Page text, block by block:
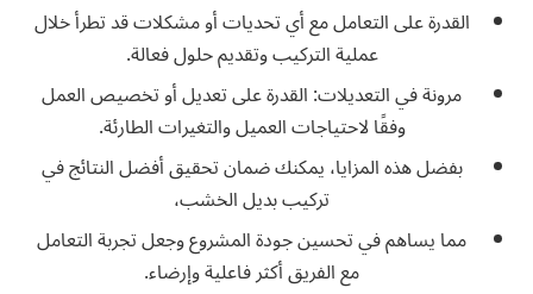
القدرة على التعامل مع أي تحديات أو مشكلات قد تطرأ خلال
عملية التركيب وتقديم حلول فعالة.
مرونة في التعديلات: القدرة على تعديل أو تخصيص العمل
وفقًا لاحتياجات العميل والتغيرات الطارئة.
بفضل هذه المزايا، يمكنك ضمان تحقيق أفضل النتائج في
تركيب بديل الخشب،
مما يساهم في تحسين جودة المشروع وجعل تجربة التعامل
مع الفريق أكثر فاعلية وإرضاء.